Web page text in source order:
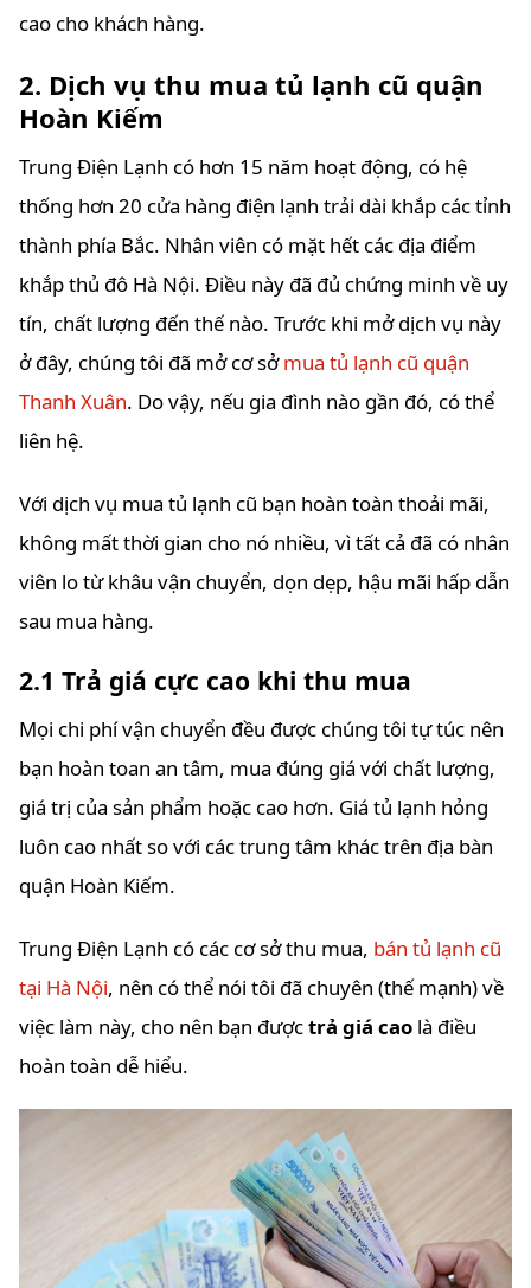
cao cho khách hàng.
2. Dịch vụ thu mua tủ lạnh cũ quận
Hoàn Kiếm
Trung Điện Lạnh có hơn 15 năm hoạt động, có hệ
thống hơn 20 cửa hàng điện lạnh trải dài khắp các tỉnh
thành phía Bắc. Nhân viên có mặt hết các địa điểm
khắp thủ đô Hà Nội. Điều này đã đủ chứng minh về uy
tín, chất lượng đến thế nào. Trước khi mở dịch vụ này
ở đây, chúng tôi đã mở cơ sởmua tủ lạnh cũ quận
Thanh Xuân. Do vậy, nếu gia đình nào gần đó, có thể
liên hệ.
Với dịch vụ mua tủ lạnh cũ bạn hoàn toàn thoải mãi,
không mất thời gian cho nó nhiều, vì tất cả đã có nhân
viên lo từ khâu vận chuyển, dọn dẹp, hậu mãi hấp dẫn
sau mua hàng.
2.1 Trả giá cực cao khi thu mua
Mọi chi phí vận chuyển đều được chúng tôi tự túc nên
bạn hoàn toan an tâm, mua đúng giá với chất lượng,
giá trị của sản phẩm hoặc cao hơn. Giá tủ lạnh hỏng
luôn cao nhất so với các trung tâm khác trên địa bàn
quận Hoàn Kiếm.
Trung Điện Lạnh có các cơ sở thu mua, bán tủ lạnh cũ
tại Hà Nội, nên có thể nói tôi đã chuyên (thế mạnh) về
việc làm này, cho nên bạn đượctrả giá cao là điều
hoàn toàn dễ hiểu.